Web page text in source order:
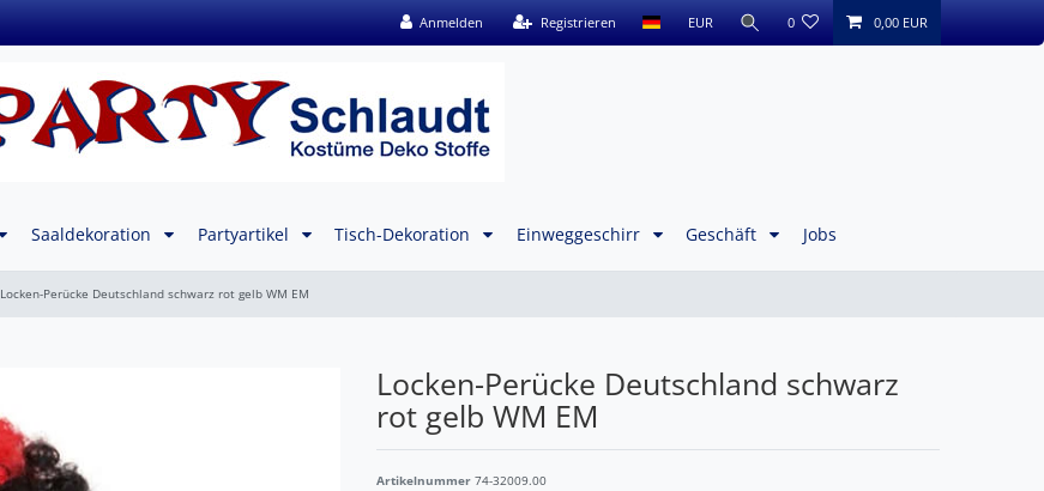
Anmelden Registrieren EUR 0 0,00 EUR
Saaldekoration Partyartikel Tisch-Dekoration Einweggeschirr Geschäft Jobs
Locken-Perücke Deutschland schwarz rot gelb WM EM
Locken-Perücke Deutschland schwarz
rot gelb WM EM
Artikelnummer 74-32009.00